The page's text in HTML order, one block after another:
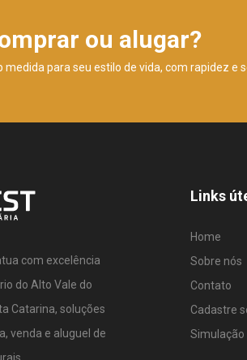
ou alugar?
medida para seu estilo de vida, com rapidez e
com excelência
do Alto Vale do
Catarina, soluções
venda e aluguel de
Links
Home
Sobre nós
Contato
Cadastre
Simulação